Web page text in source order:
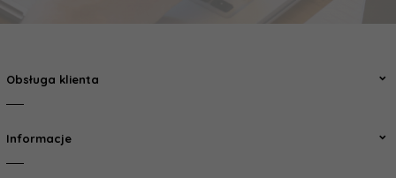
Obsługa klienta
Informacje